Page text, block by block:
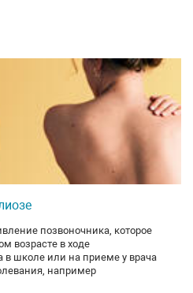
позвоночника, которое
возрасте в ходе
в школе или на приеме у врача
например